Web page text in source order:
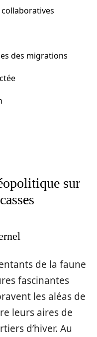
des migrations
sur
de la faune
fascinantes
les aléas de
leurs aires de
d’hiver. Au